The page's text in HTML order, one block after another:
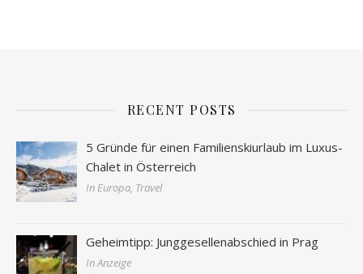
RECENT POSTS
5 Gründe für einen Familienskiurlaub im Luxus-
Chalet in Österreich
In Europa, Travel
Geheimtipp: Junggesellenabschied in Prag
In Anzeige